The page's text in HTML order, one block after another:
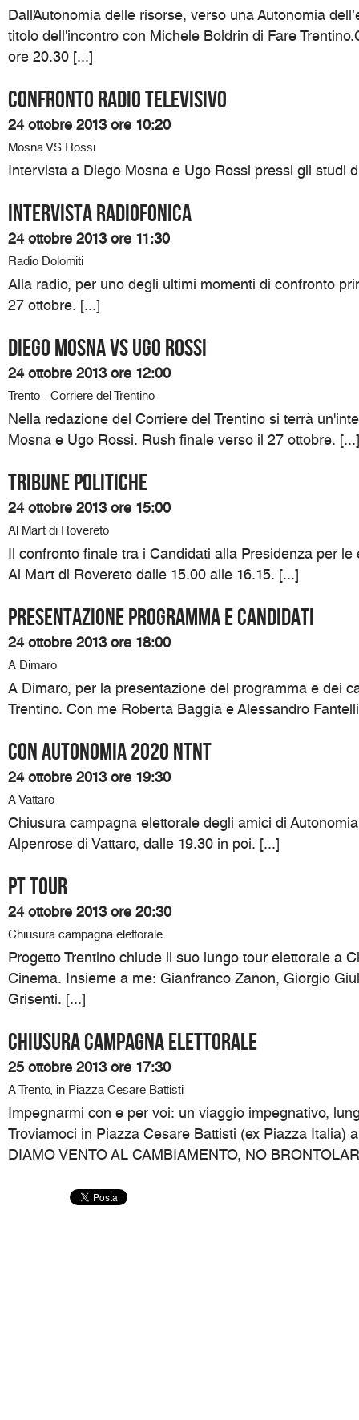
Dall’Autonomia delle risorse, verso una Autonomia
titolo dell'incontro con Michele Boldrin di Fare
ore 20.30 [...]
Confronto radio televisivo
24 ottobre 2013 ore 10:20
Mosna VS Rossi
Intervista a Diego Mosna e Ugo Rossi pressi gli studi
Intervista Radiofonica
24 ottobre 2013 ore 11:30
Radio Dolomiti
Alla radio, per uno degli ultimi momenti di confronto
27 ottobre. [...]
DIEGO MOSNA VS UGO ROSSI
24 ottobre 2013 ore 12:00
Trento - Corriere del Trentino
Nella redazione del Corriere del Trentino si terrà
Mosna e Ugo Rossi. Rush finale verso il 27 ottobre. [...]
TRIBUNE POLITICHE
24 ottobre 2013 ore 15:00
Al Mart di Rovereto
Il confronto finale tra i Candidati alla Presidenza per le
Al Mart di Rovereto dalle 15.00 alle 16.15. [...]
Presentazione programma e candidati
24 ottobre 2013 ore 18:00
A Dimaro
A Dimaro, per la presentazione del programma e dei
Trentino. Con me Roberta Baggia e Alessandro
Con Autonomia 2020 NTNT
24 ottobre 2013 ore 19:30
A Vattaro
Chiusura campagna elettorale degli amici di
Alpenrose di Vattaro, dalle 19.30 in poi. [...]
PT TOUR
24 ottobre 2013 ore 20:30
Chiusura campagna elettorale
Progetto Trentino chiude il suo lungo tour elettorale a
Cinema. Insieme a me: Gianfranco Zanon, Giorgio
Grisenti. [...]
Chiusura campagna elettorale
25 ottobre 2013 ore 17:30
A Trento, in Piazza Cesare Battisti
Impegnarmi con e per voi: un viaggio impegnativo,
Troviamoci in Piazza Cesare Battisti (ex Piazza Italia)
DIAMO VENTO AL CAMBIAMENTO, NO